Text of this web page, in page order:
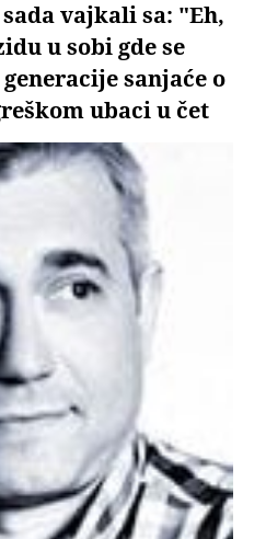
vajkali sa: "Eh,
u sobi gde se
sanjaće o
ubaci u čet